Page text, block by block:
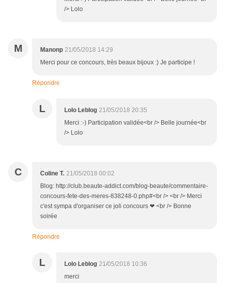
/> Lolo
M Manonp 21/05/2018 14:29
Merci pour ce concours, très beaux bijoux :) Je participe !
Répondre
L Lolo Leblog 21/05/2018 20:35
Merci :-) Participation validée<br /> Belle journée<br
/> Lolo
C Coline T. 21/05/2018 00:02
Blog: http://club.beaute-addict.com/blog-beaute/commentaire-
concours-fete-des-meres-838248-0.php#<br /> <br /> Merci
c'est sympa d'organiser ce joli concours ❤ <br /> Bonne
soirée
Répondre
L Lolo Leblog 21/05/2018 10:36
merci